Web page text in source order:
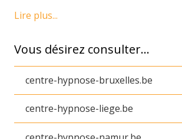
Lire plus...
Vous désirez consulter…
centre-hypnose-bruxelles.be
centre-hypnose-liege.be